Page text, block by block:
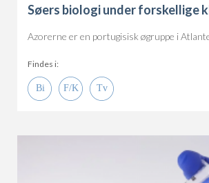
Søers biologi under forskellige
Azorerne er en portugisisk øgruppe i
Findes i: